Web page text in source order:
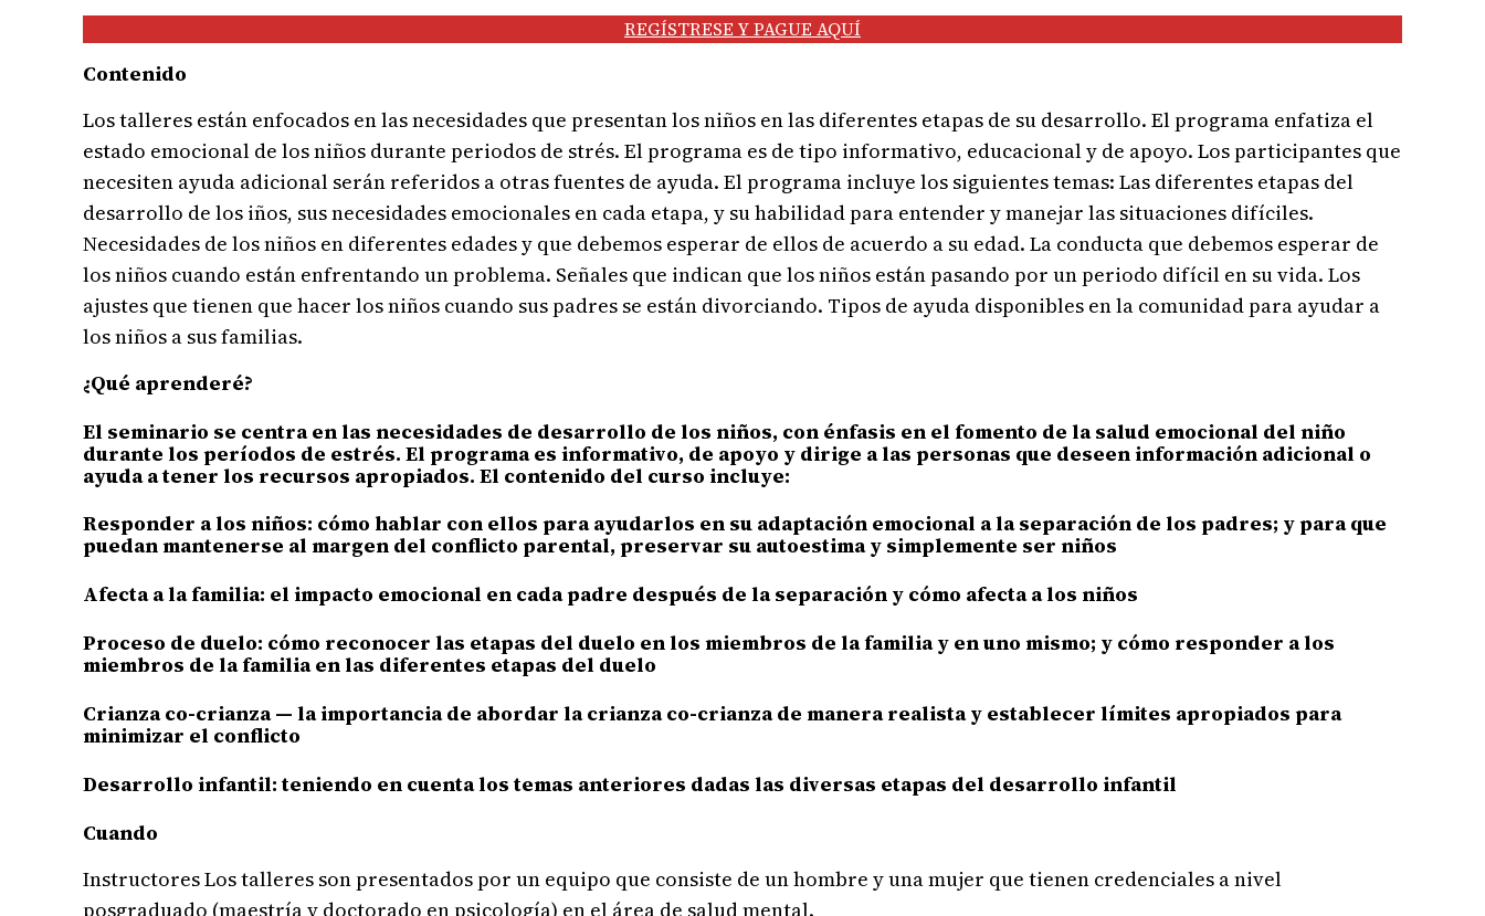
REGÍSTRESE Y PAGUE AQUÍ
Contenido
Los talleres están enfocados en las necesidades que presentan los niños en las diferentes etapas de su desarrollo. El programa enfatiza el
estado emocional de los niños durante periodos de strés. El programa es de tipo informativo, educacional y de apoyo. Los participantes que
necesiten ayuda adicional serán referidos a otras fuentes de ayuda. El programa incluye los siguientes temas: Las diferentes etapas del
desarrollo de los iños, sus necesidades emocionales en cada etapa, y su habilidad para entender y manejar las situaciones difíciles.
Necesidades de los niños en diferentes edades y que debemos esperar de ellos de acuerdo a su edad. La conducta que debemos esperar de
los niños cuando están enfrentando un problema. Señales que indican que los niños están pasando por un periodo difícil en su vida. Los
ajustes que tienen que hacer los niños cuando sus padres se están divorciando. Tipos de ayuda disponibles en la comunidad para ayudar a
los niños a sus familias.
¿Qué aprenderé?
El seminario se centra en las necesidades de desarrollo de los niños, con énfasis en el fomento de la salud emocional del niño
durante los períodos de estrés. El programa es informativo, de apoyo y dirige a las personas que deseen información adicional o
ayuda a tener los recursos apropiados. El contenido del curso incluye:
Responder a los niños: cómo hablar con ellos para ayudarlos en su adaptación emocional a la separación de los padres; y para que
puedan mantenerse al margen del conflicto parental, preservar su autoestima y simplemente ser niños
Afecta a la familia: el impacto emocional en cada padre después de la separación y cómo afecta a los niños
Proceso de duelo: cómo reconocer las etapas del duelo en los miembros de la familia y en uno mismo; y cómo responder a los
miembros de la familia en las diferentes etapas del duelo
Crianza co-crianza — la importancia de abordar la crianza co-crianza de manera realista y establecer límites apropiados para
minimizar el conflicto
Desarrollo infantil: teniendo en cuenta los temas anteriores dadas las diversas etapas del desarrollo infantil
Cuando
Instructores Los talleres son presentados por un equipo que consiste de un hombre y una mujer que tienen credenciales a nivel
posgraduado (maestría y doctorado en psicología) en el área de salud mental.